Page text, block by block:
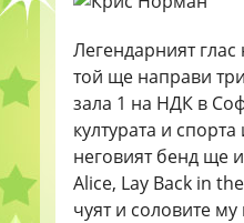
Легендарният
той ще направи
зала 1 на НДК в
културата и
неговият бенд ще
Alice, Lay Back in
чуят и соловите му